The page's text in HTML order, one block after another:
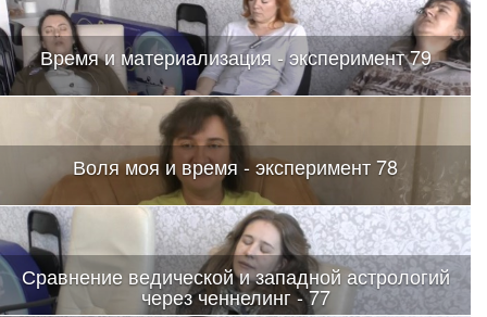
Время и материализация - эксперимент 79
Воля моя и время - эксперимент 78
Сравнение ведической и западной астрологий
через ченнелинг - 77